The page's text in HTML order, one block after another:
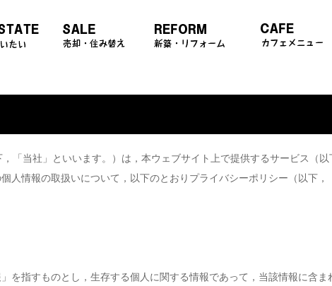
「当社」といいます。）は，本ウェブサイト上で提供するサービス（以
人情報の取扱いについて，以下のとおりプライバシーポリシー（以下，
を指すものとし，生存する個人に関する情報であって，当該情報に含ま